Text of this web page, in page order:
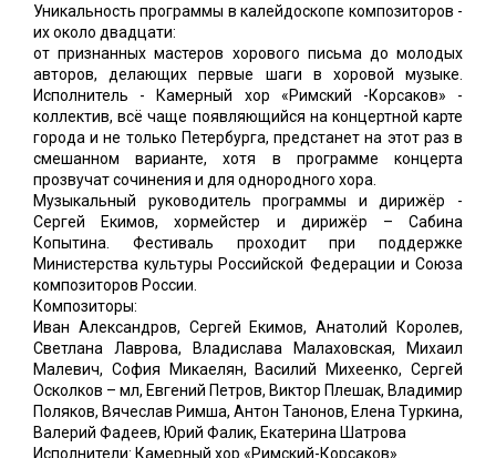
Уникальность программы в калейдоскопе композиторов -
их около двадцати:
от признанных мастеров хорового письма до молодых
авторов, делающих первые шаги в хоровой музыке.
Исполнитель - Камерный хор «Римский -Корсаков» -
коллектив, всё чаще появляющийся на концертной карте
города и не только Петербурга, предстанет на этот раз в
смешанном варианте, хотя в программе концерта
прозвучат сочинения и для однородного хора.
Музыкальный руководитель программы и дирижёр -
Сергей Екимов, хормейстер и дирижёр – Сабина
Копытина. Фестиваль проходит при поддержке
Министерства культуры Российской Федерации и Союза
композиторов России.
Композиторы:
Иван Александров, Сергей Екимов, Анатолий Королев,
Светлана Лаврова, Владислава Малаховская, Михаил
Малевич, София Микаелян, Василий Михеенко, Сергей
Осколков – мл, Евгений Петров, Виктор Плешак, Владимир
Поляков, Вячеслав Римша, Антон Танонов, Елена Туркина,
Валерий Фадеев, Юрий Фалик, Екатерина Шатрова
Исполнители: Камерный хор «Римский-Корсаков».